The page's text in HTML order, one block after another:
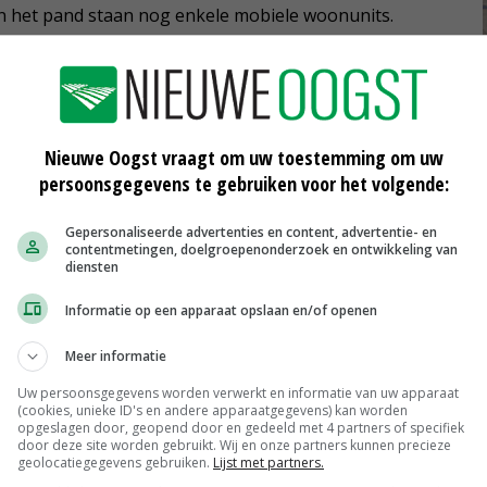
het pand staan nog enkele mobiele woonunits.
zeventig bedden en stapelbedden, meldt de
volgens de gemeente zwaar verouderd, vervuild,
soms tegen het dak aan, er lijkt geen goede
Kookplaten met gasflessen en gasbranders staan
vluchtroutes ontbreken of zijn gebarricadeerd,
om te blussen als er brand zou uitbreken. Een
dat eigenaar is van het complex had wel een
het gebouw. Toen waren er maar enkele
bleken er 58 beslapen te zijn.
Nieuwe Oogst vraagt om uw toestemming om uw
persoonsgegevens te gebruiken voor het volgende:
Gepersonaliseerde advertenties en content, advertentie- en
contentmetingen, doelgroepenonderzoek en ontwikkeling van
diensten
Informatie op een apparaat opslaan en/of openen
Meer informatie
Uw persoonsgegevens worden verwerkt en informatie van uw apparaat
(cookies, unieke ID's en andere apparaatgegevens) kan worden
opgeslagen door, geopend door en gedeeld met 4 partners of specifiek
door deze site worden gebruikt. Wij en onze partners kunnen precieze
geolocatiegegevens gebruiken. Lijst met partners.